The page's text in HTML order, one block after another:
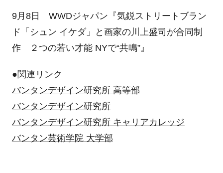
9月8日 WWDジャパン『気鋭ストリートブラン
ド「シュン イケダ」と画家の川上盛司が合同制
作 ２つの若い才能 NYで“共鳴”』
●関連リンク
バンタンデザイン研究所 高等部
バンタンデザイン研究所
バンタンデザイン研究所 キャリアカレッジ
バンタン芸術学院 大学部